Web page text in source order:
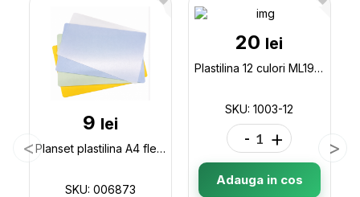
9 lei
Planset plastilina A4 flexibil color ML26-1 006873
SKU: 006873
20 lei
Plastilina 12 culori ML19-1 Qiaoyi 1003-12
SKU: 1003-12
- +
Adauga in cos